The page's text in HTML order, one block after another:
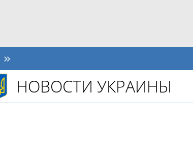
НОВОСТИ УКРАИНЫ